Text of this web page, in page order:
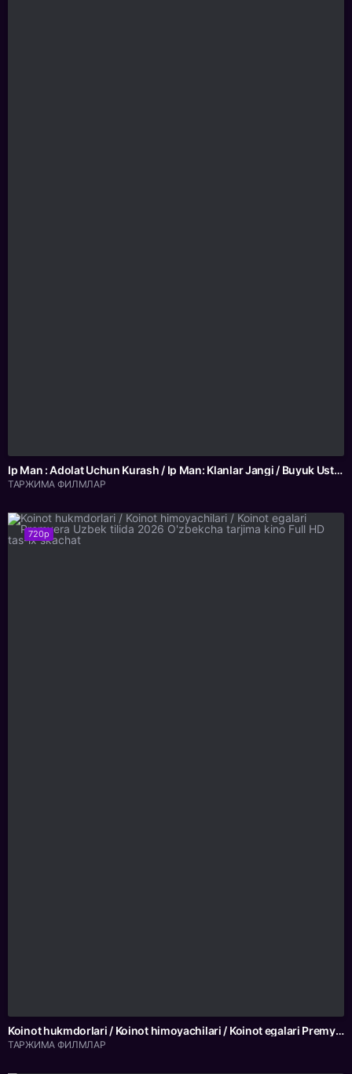
Ip Man : Adolat Uchun Kurash / Ip Man: Klanlar Jangi / Buyuk Ustoz Ip Man 2 2026 HD Uzbek tilida Tarjima kino HD skachat
ТАРЖИМА ФИЛМЛАР
720p
Koinot hukmdorlari / Koinot himoyachilari / Koinot egalari Premyera Uzbek tilida 2026 O'zbekcha tarjima kino Full HD tas-ix skachat
ТАРЖИМА ФИЛМЛАР